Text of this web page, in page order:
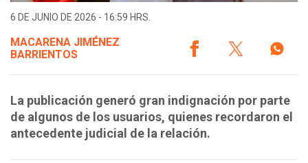
6 DE JUNIO DE 2026 - 16:59 HRS.
MACARENA JIMÉNEZ
BARRIENTOS
La publicación generó gran indignación por parte
de algunos de los usuarios, quienes recordaron el
antecedente judicial de la relación.